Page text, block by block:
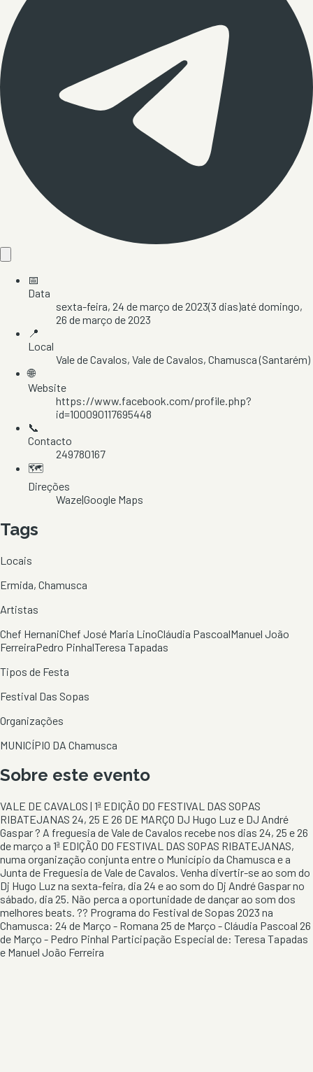
📅
Data
sexta-feira, 24 de março de 2023(3 dias)atédomingo,
26 de março de 2023
📍
Local
Vale de Cavalos, Vale de Cavalos, Chamusca(Santarém)
🌐
Website
https://www.facebook.com/profile.php?
id=100090117695448
📞
Contacto
249780167
🗺️
Direções
Waze|Google Maps
Tags
Locais
Ermida, Chamusca
Artistas
Chef HernaniChef José Maria LinoCláudia PascoalManuel João
FerreiraPedro PinhalTeresa Tapadas
Tipos de Festa
Festival Das Sopas
Organizações
MUNICÍPIO DA Chamusca
Sobre este evento
VALE DE CAVALOS | 1ª EDIÇÃO DO FESTIVAL DAS SOPAS
RIBATEJANAS 24, 25 E 26 DE MARÇO DJ Hugo Luz e DJ André
Gaspar ? A freguesia de Vale de Cavalos recebe nos dias 24, 25 e 26
de março a 1ª EDIÇÃO DO FESTIVAL DAS SOPAS RIBATEJANAS,
numa organização conjunta entre o Município da Chamusca e a
Junta de Freguesia de Vale de Cavalos. Venha divertir-se ao som do
Dj Hugo Luz na sexta-feira, dia 24 e ao som do Dj André Gaspar no
sábado, dia 25. Não perca a oportunidade de dançar ao som dos
melhores beats. ?? Programa do Festival de Sopas 2023 na
Chamusca: 24 de Março - Romana 25 de Março - Cláudia Pascoal 26
de Março - Pedro Pinhal Participação Especial de: Teresa Tapadas
e Manuel João Ferreira